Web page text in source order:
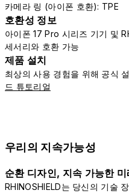
카메라 링 (아이폰 호환): TPE
호환성 정보
아이폰 17 Pro 시리즈 기기 및
세서리와 호환 가능
제품 설치
최상의 사용 경험을 위해 공식
드 튜토리얼
우리의 지속가능성
순환 디자인, 지속 가능한 미
RHINOSHIELD는 당신의 기술